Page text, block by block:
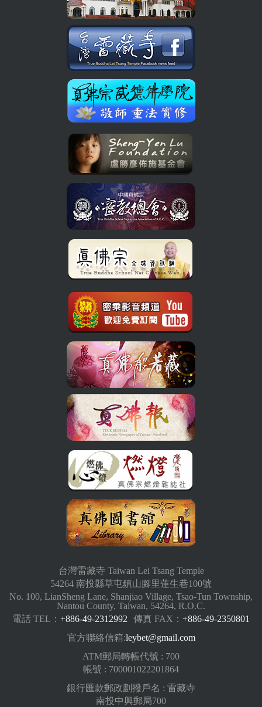
台灣雷藏寺 Taiwan Lei Tsang Temple
54264 南投縣草屯鎮山腳里蓮生巷100號
No. 100, LianSheng Lane, Shanjiao Village, Tsao-Tun Township,
Nantou County, Taiwan, 54264, R.O.C.
電話 TEL： +886-49-2312992 傳真 FAX： +886-49-2350801
官方聯絡信箱:leybet@gmail.com
ATM郵局轉帳代號 : 700
帳號 : 700001022201864
銀行匯款郵政劃撥戶名 : 雷藏寺
南投中興郵局700